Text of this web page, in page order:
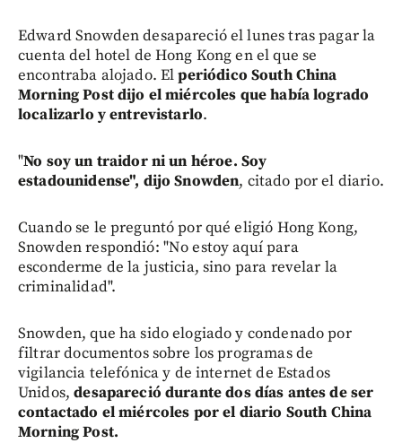
Edward Snowden desapareció el lunes tras pagar la
cuenta del hotel de Hong Kong en el que se
encontraba alojado. Elperiódico South China
Morning Post dijo el miércoles que había logrado
localizarlo y entrevistarlo.
"No soy un traidor ni un héroe. Soy
estadounidense", dijo Snowden, citado por el diario.
Cuando se le preguntó por qué eligió Hong Kong,
Snowden respondió: "No estoy aquí para
esconderme de la justicia, sino para revelar la
criminalidad".
Snowden, que ha sido elogiado y condenado por
filtrar documentos sobre los programas de
vigilancia telefónica y de internet de Estados
Unidos,desapareció durante dos días antes de ser
contactado el miércoles por el diario South China
Morning Post.